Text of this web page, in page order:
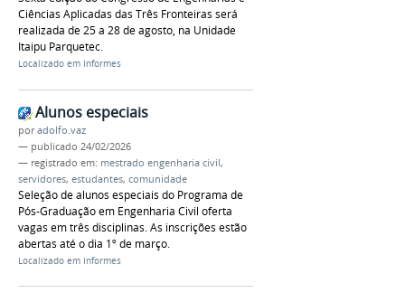
Ciências Aplicadas das Três Fronteiras será
realizada de 25 a 28 de agosto, na Unidade
Itaipu Parquetec.
Localizado em Informes
Alunos especiais
poradolfo.vaz
— publicado 24/02/2026
— registrado em: mestrado engenharia civil,
servidores, estudantes, comunidade
Seleção de alunos especiais do Programa de
Pós-Graduação em Engenharia Civil oferta
vagas em três disciplinas. As inscrições estão
abertas até o dia 1º de março.
Localizado em Informes